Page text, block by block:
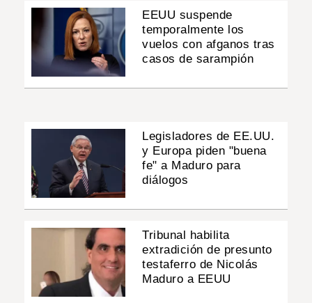
EEUU suspende
temporalmente los
vuelos con afganos tras
casos de sarampión
Legisladores de EE.UU.
y Europa piden "buena
fe" a Maduro para
diálogos
Tribunal habilita
extradición de presunto
testaferro de Nicolás
Maduro a EEUU